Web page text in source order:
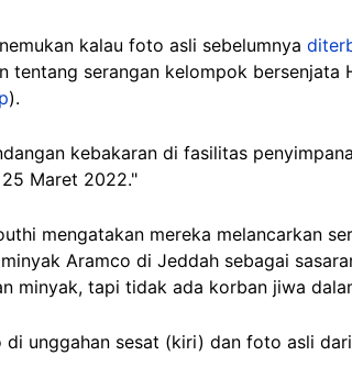
kalau foto asli sebelumnya
tentang serangan kelompok
).
kebakaran di fasilitas
Maret 2022."
mengatakan mereka melancarkan
Aramco di Jeddah sebagai
minyak, tapi tidak ada korban jiwa
unggahan sesat (kiri) dan foto asli